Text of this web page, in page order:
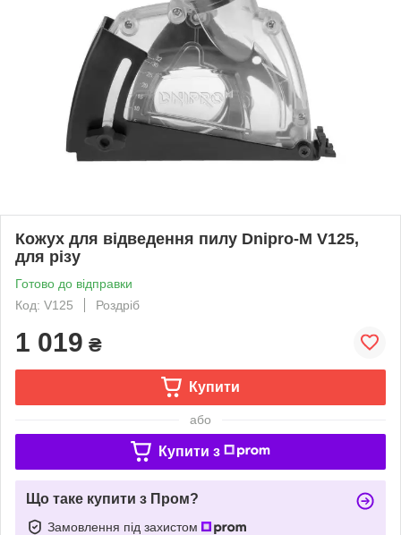
Кожух для відведення пилу Dnipro-M V125,
для різу
Готово до відправки
Код: V125
Роздріб
1 019 ₴
Купити
або
Купити з
Що таке купити з Пром?
Замовлення під захистом